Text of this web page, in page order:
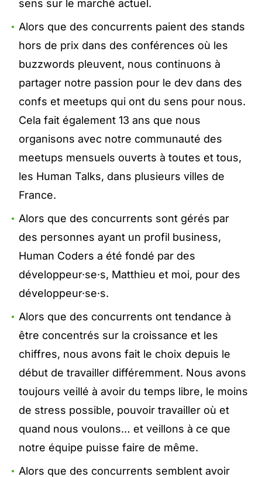
sens sur le marché actuel.
Alors que des concurrents paient des stands
hors de prix dans des conférences où les
buzzwords pleuvent, nous continuons à
partager notre passion pour le dev dans des
confs et meetups qui ont du sens pour nous.
Cela fait également 13 ans que nous
organisons avec notre communauté des
meetups mensuels ouverts à toutes et tous,
les Human Talks, dans plusieurs villes de
France.
Alors que des concurrents sont gérés par
des personnes ayant un profil business,
Human Coders a été fondé par des
développeur·se·s, Matthieu et moi, pour des
développeur·se·s.
Alors que des concurrents ont tendance à
être concentrés sur la croissance et les
chiffres, nous avons fait le choix depuis le
début de travailler différemment. Nous avons
toujours veillé à avoir du temps libre, le moins
de stress possible, pouvoir travailler où et
quand nous voulons… et veillons à ce que
notre équipe puisse faire de même.
Alors que des concurrents semblent avoir